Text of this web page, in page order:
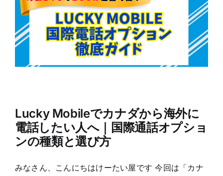
Lucky Mobileでカナダから海外に
電話したい人へ｜国際通話オプショ
ンの種類と選び方
みなさん、こんにちはけーたい屋です 今回は「カナ